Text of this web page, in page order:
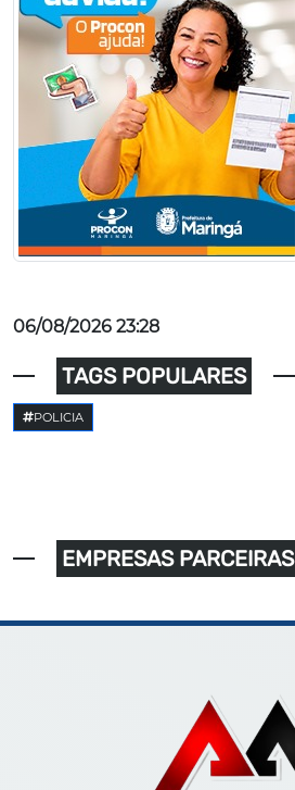
06/08/2026 23:28
TAGS POPULARES
POLICIA
EMPRESAS PARCEIRAS